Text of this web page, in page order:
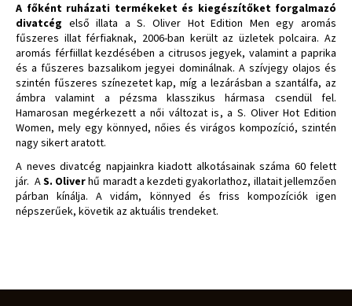
A főként ruházati termékeket és kiegészítőket forgalmazó
divatcég első illata a S. Oliver Hot Edition Men egy aromás
fűszeres illat férfiaknak, 2006-ban került az üzletek polcaira. Az
aromás férfiillat kezdésében a citrusos jegyek, valamint a paprika
és a fűszeres bazsalikom jegyei dominálnak. A szívjegy olajos és
szintén fűszeres színezetet kap, míg a lezárásban a szantálfa, az
ámbra valamint a pézsma klasszikus hármasa csendül fel.
Hamarosan megérkezett a női változat is, a S. Oliver Hot Edition
Women, mely egy könnyed, nőies és virágos kompozíció, szintén
nagy sikert aratott.
A neves divatcég napjainkra kiadott alkotásainak száma 60 felett
jár. AS. Oliverhű maradt a kezdeti gyakorlathoz, illatait jellemzően
párban kínálja. A vidám, könnyed és friss kompozíciók igen
népszerűek, követik az aktuális trendeket.